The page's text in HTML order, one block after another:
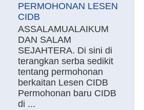
PERMOHONAN LESEN
CIDB
ASSALAMUALAIKUM
DAN SALAM
SEJAHTERA. Di sini di
terangkan serba sedikit
tentang permohonan
berkaitan Lesen CIDB
Permohonan baru CIDB
di ...